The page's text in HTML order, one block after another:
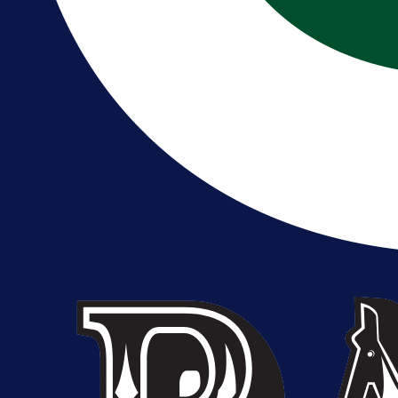
Reprezentativac BiH bi mogao
postati novo pojačanje Hajduka!
1 dan 9 h